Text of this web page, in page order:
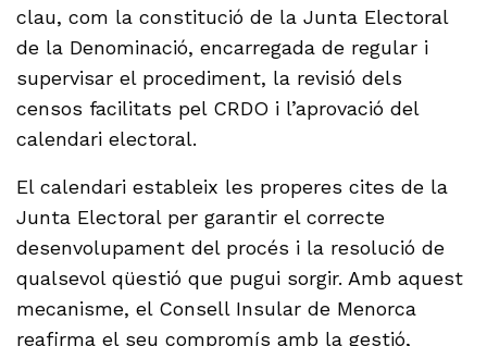
clau, com la constitució de la Junta Electoral
de la Denominació, encarregada de regular i
supervisar el procediment, la revisió dels
censos facilitats pel CRDO i l’aprovació del
calendari electoral.
El calendari estableix les properes cites de la
Junta Electoral per garantir el correcte
desenvolupament del procés i la resolució de
qualsevol qüestió que pugui sorgir. Amb aquest
mecanisme, el Consell Insular de Menorca
reafirma el seu compromís amb la gestió,